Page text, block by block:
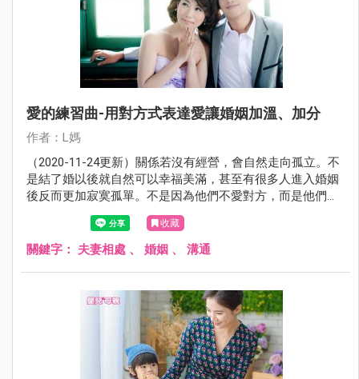
愛的練習曲-用對方式表達愛讓婚姻加溫、加分
作者：L媽
（2020-11-24更新）關係若沒有經營，會自然走向孤立。不
是結了婚以後就自然可以幸福美滿，甚至有很多人進入婚姻
後反而更加寂寞孤單。不是因為他們不愛對方，而是他們不
知道怎麼表達愛。
收藏
關鍵字： 夫妻相處 、 婚姻 、 溝通